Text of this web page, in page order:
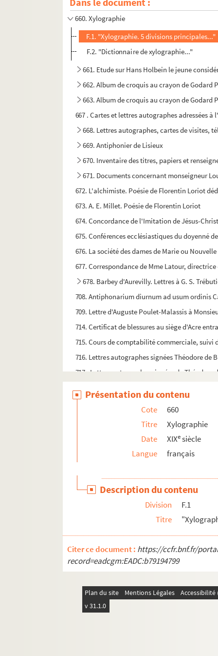
659. Traité abrégé de la peinture
660. Xylographie
F.1. "Xylographie. 5 divisions principales..."
F.2. "Dictionnaire de xylographie..."
661. Etude sur Hans Holbein le jeune
662. Album de croquis au crayon de
663. Album de croquis au crayon de Godard
667 . Cartes et lettres autographes adressées
668. Lettres autographes, cartes de visites,
669. Antiphonier de Lisieux
670. Inventaire des titres, papiers et
671. Documents concernant monseigneur
672. L'alchimiste. Poésie de Florentin Loriot
673. A. E. Millet. Poésie de Florentin Loriot
674. Concordance de l'Imitation de Jésus-
675. Conférences ecclésiastiques du doyenné
676. La société des dames de Marie ou
677. Correspondance de Mme Latour,
678. Barbey d'Aurevilly. Lettres à G. S.
708. Antiphonarium diurnum ad usum ordinis
709. Lettre d'Auguste Poulet-Malassis à
714. Certificat de blessures au siège d'Acre
715. Cours de comptabilité commerciale, suivi
716. Lettres autographes signées Théodore de
717 . Lettres autographes signées de
719 . Dominique Guilloux. Pas sage
721. Lettre autographe et signée de Charles
722. Cahier d'écolière de Juliette Chevallier
723 . Oeuvres inédites d'Alexis Piron
724 . Lettre autographe et signée d'Auguste
725 . Lettre autographe et signée d'Auguste
726. Lettre autographe et signée d'Auguste
727. Lettres autographes signées Philarète
728 . Lettres autographes signées Adolphe de
729 . Eric Leclercq. Aliénor d'Aquitaine : livre
730. Eric Leclercq. Richard Coeur de Lion,
731 . Charles-Paul Landon. Annales du Musée
Présentation du contenu
Cote
660
Titre
Xylographie
Date
XIXesiècle
Langue
français
Description du contenu
Division
F.1
Titre
Citer ce document : https://ccfr.bnf.fr/
record=eadcgm:EADC:b79194799
Plan du site Mentions Légales
v 31.1.0